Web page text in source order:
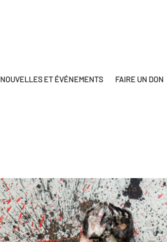
NOUVELLES ET ÉVÉNEMENTS FAIRE UN DON